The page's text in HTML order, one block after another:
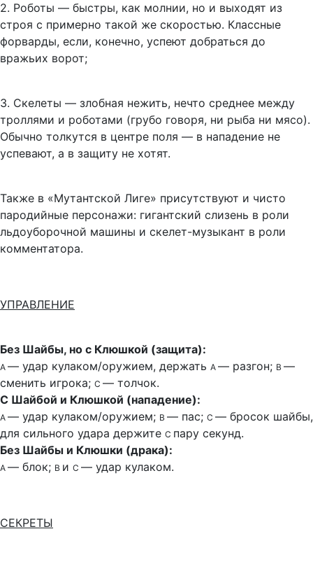
2. Роботы — быстры, как молнии, но и выходят из
строя с примерно такой же скоростью. Классные
форварды, если, конечно, успеют добраться до
вражьих ворот;
3. Скелеты — злобная нежить, нечто среднее между
троллями и роботами (грубо говоря, ни рыба ни мясо).
Обычно толкутся в центре поля — в нападение не
успевают, а в защиту не хотят.
Также в «Мутантской Лиге» присутствуют и чисто
пародийные персонажи: гигантский слизень в роли
льдоуборочной машины и скелет-музыкант в роли
комментатора.
УПРАВЛЕНИЕ
Без Шайбы, но с Клюшкой (защита):
А — удар кулаком/оружием, держать А — разгон; В —
сменить игрока; С — толчок.
С Шайбой и Клюшкой (нападение):
А — удар кулаком/оружием; В — пас; С — бросок шайбы,
для сильного удара держите С пару секунд.
Без Шайбы и Клюшки (драка):
А — блок; В и С — удар кулаком.
СЕКРЕТЫ